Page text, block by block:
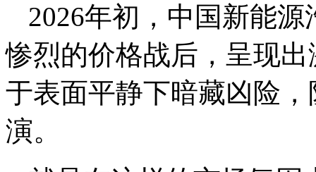
2026年初，中国新能
惨烈的价格战后，呈现
于表面平静下暗藏凶险
演。